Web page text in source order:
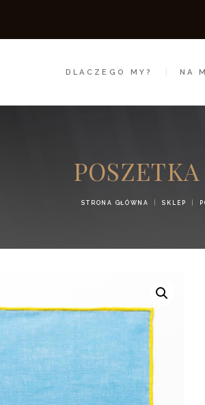
DLACZEGO MY? NA
STRONA GŁÓWNA SKLEP